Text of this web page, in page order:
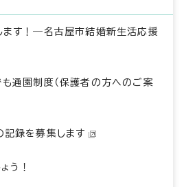
ます！―名古屋市結婚新生活応援
通園制度（保護者の方へのご案
録を募集します
う！